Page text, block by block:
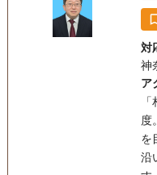
対
神
ア
度
を
沿